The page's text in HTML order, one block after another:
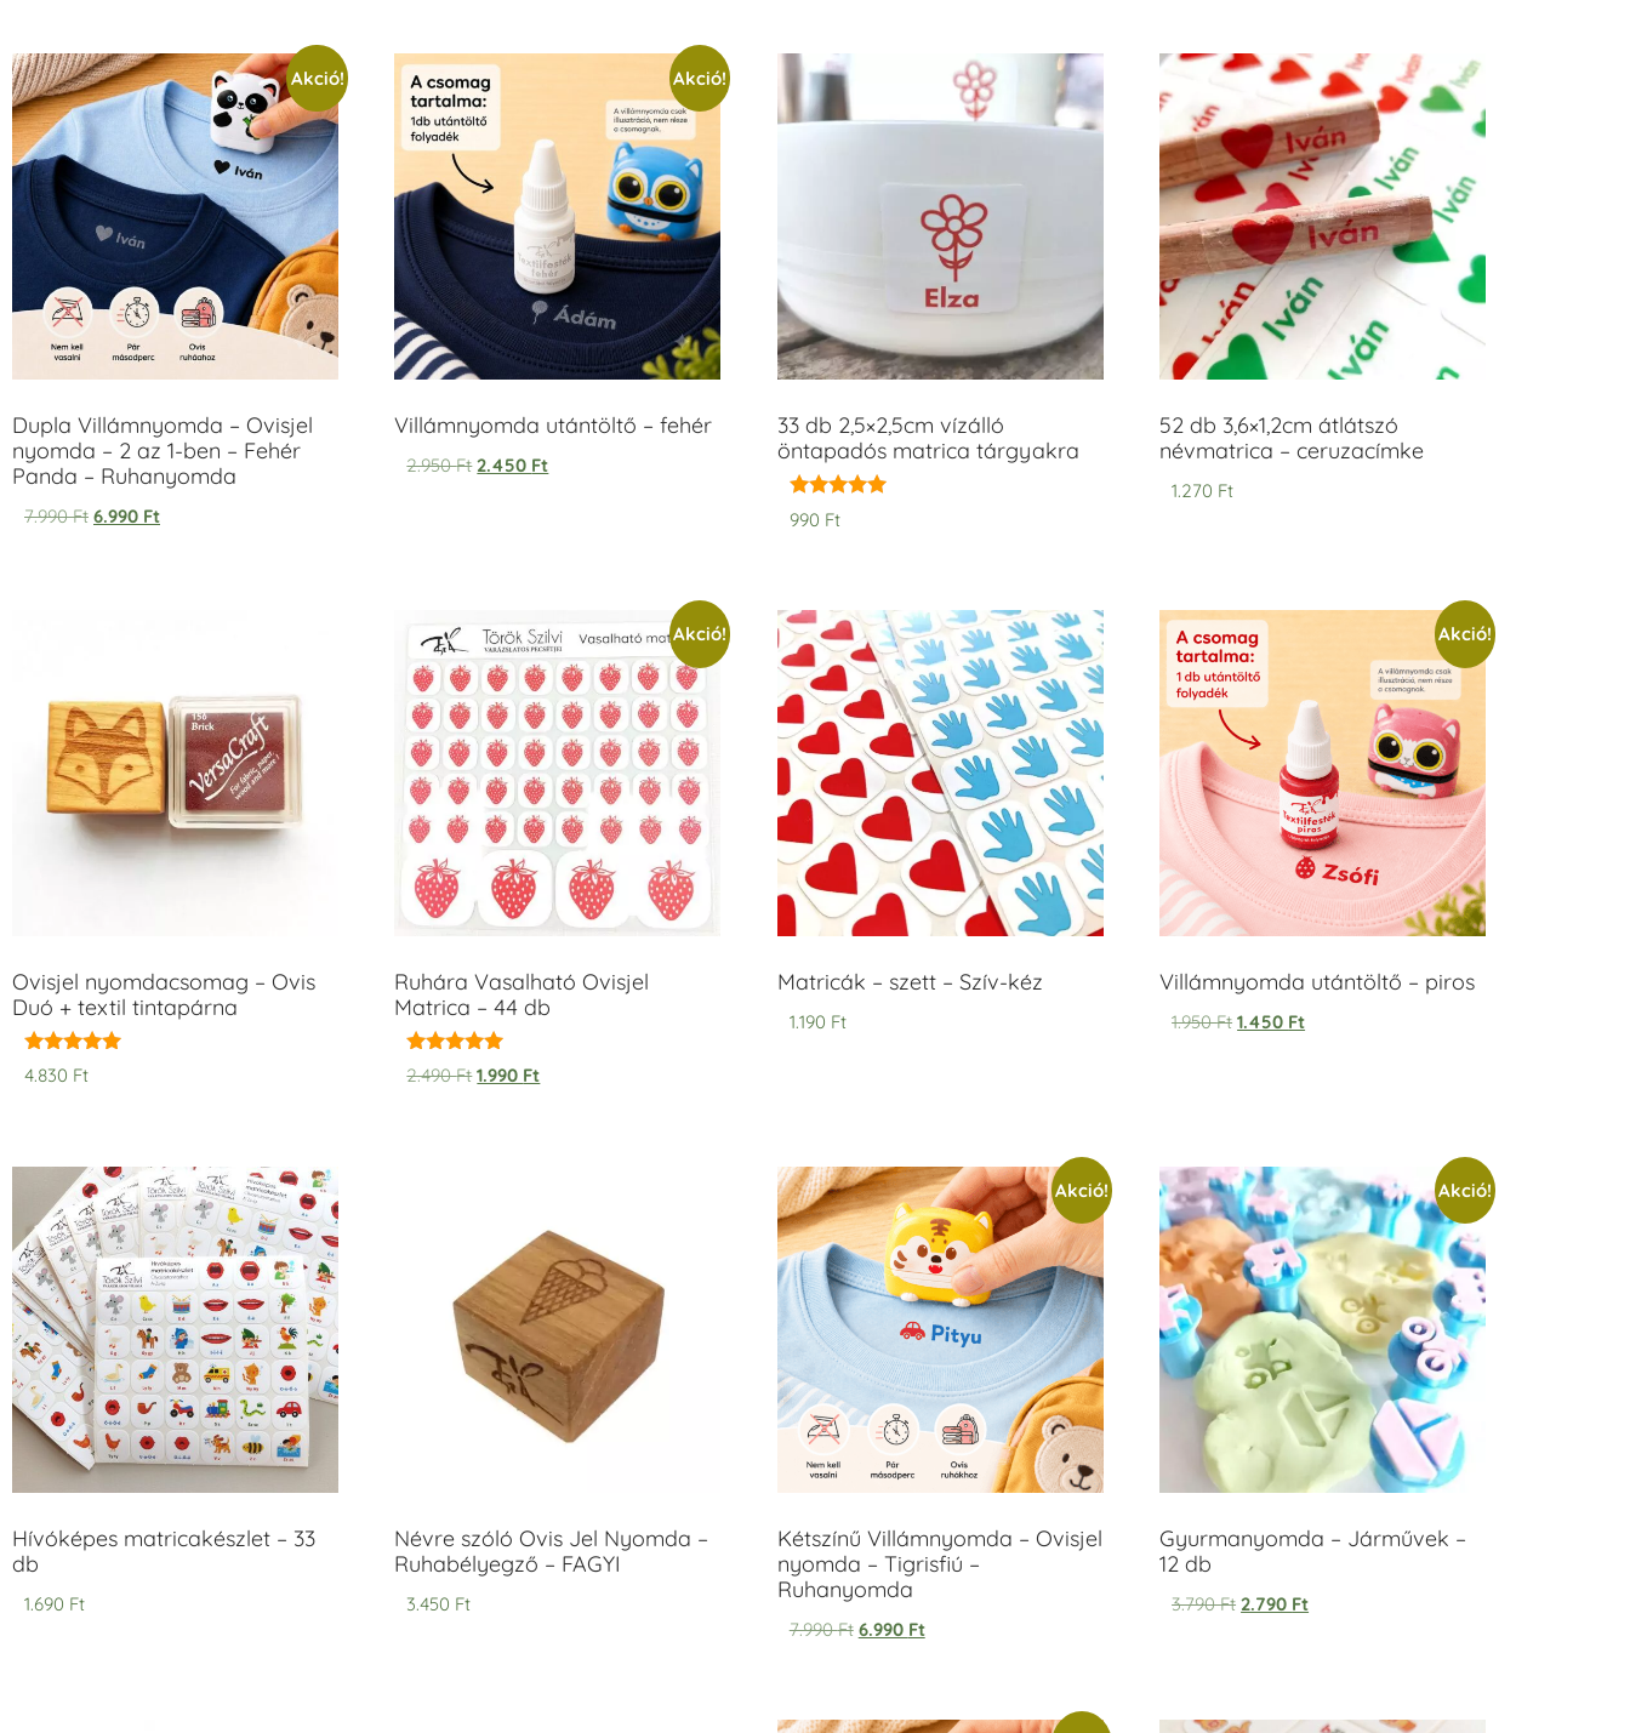
Akció!
Dupla Villámnyomda – Ovisjel
nyomda – 2 az 1-ben – Fehér
Panda – Ruhanyomda
7.990Ft 6.990 Ft
Akció!
Villámnyomda utántöltő – fehér
2.950Ft 2.450 Ft
33 db 2,5×2,5cm vízálló
öntapadós matrica tárgyakra
Értékelés:
5.00
990 Ft
52 db 3,6×1,2cm átlátszó
névmatrica – ceruzacímke
1.270 Ft
Ovisjel nyomdacsomag – Ovis
Duó + textil tintapárna
Értékelés:
5.00
4.830 Ft
Akció!
Ruhára Vasalható Ovisjel
Matrica – 44 db
Értékelés:
5.00
2.490Ft 1.990 Ft
Matricák – szett – Szív-kéz
1.190 Ft
Akció!
Villámnyomda utántöltő – piros
1.950Ft 1.450 Ft
Hívóképes matricakészlet – 33
db
1.690 Ft
Névre szóló Ovis Jel Nyomda –
Ruhabélyegző – FAGYI
3.450 Ft
Akció!
Kétszínű Villámnyomda – Ovisjel
nyomda – Tigrisfiú –
Ruhanyomda
7.990Ft 6.990 Ft
Akció!
Gyurmanyomda – Járművek –
12 db
3.790Ft 2.790 Ft